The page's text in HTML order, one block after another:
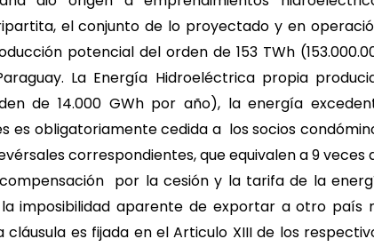
el conjunto de lo proyectado y en
potencial del orden de 153 TWh
La Energía Hidroeléctrica propia
de 14.000 GWh por año), la energía
es obligatoriamente cedida a los socios
correspondientes, que equivalen a 9 veces
por la cesión y la tarifa de la
imposibilidad aparente de exportar a otro país
es fijada en el Articulo XIII de los